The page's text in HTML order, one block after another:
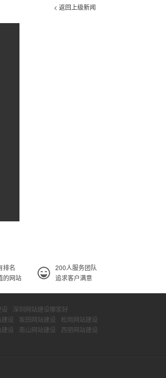
< 返回上级新闻
排名
的网站
200人服务团队
追求客户满意
设
深圳网站建设哪家好
建设 坂田网站建设
松岗网站建设
建设 南山网站建设
西丽网站建设